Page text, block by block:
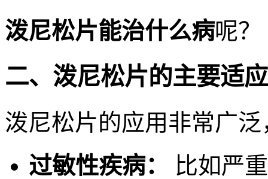
泼尼松片能治什么病呢
二、泼尼松片的主要适
泼尼松片的应用非常广
过敏性疾病：
比如严